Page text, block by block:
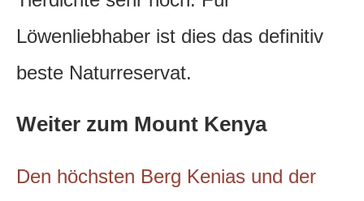
Löwenliebhaber ist dies das definitiv
beste Naturreservat.
Weiter zum Mount Kenya
Den höchsten Berg Kenias und der